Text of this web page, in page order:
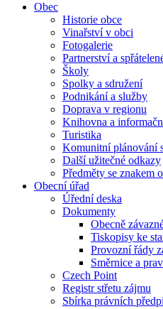
Obec
Historie obce
Vinařství v obci
Fotogalerie
Partnerství a
Školy
Spolky a sdružení
Podnikání a služby
Doprava v regionu
Knihovna a
Turistika
Komunitní plánování
Další užitečné odkazy
Předměty se znakem
Obecní úřad
Úřední deska
Dokumenty
Obecně
Tiskopisy ke
Provozní řády
Směrnice a
Czech Point
Registr střetu zájmu
Sbírka právních